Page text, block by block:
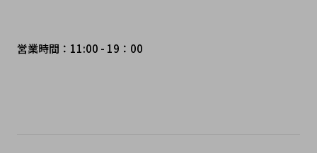
営業時間：11:00 - 19：00